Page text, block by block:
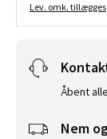
Lev. omk. tillægges
Åbent
Nem